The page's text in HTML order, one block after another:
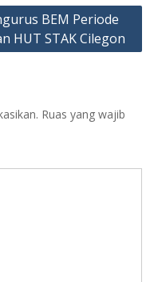
BEM Periode
HUT STAK Cilegon
Ruas yang wajib